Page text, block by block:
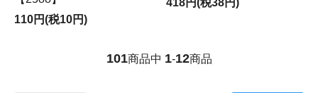
110円(税10円)
101商品中 1-12商品